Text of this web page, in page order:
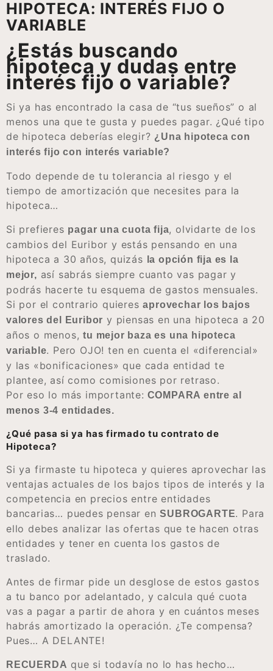
HIPOTECA: INTERÉS FIJO O
VARIABLE
¿Estás buscando
hipoteca y dudas entre
interés fijo o variable?
Si ya has encontrado la casa de “tus sueños” o al
menos una que te gusta y puedes pagar. ¿Qué tipo
de hipoteca deberías elegir? ¿Una hipoteca con
interés fijo con interés variable?
Todo depende de tu tolerancia al riesgo y el
tiempo de amortización que necesites para la
hipoteca…
Si prefieres pagar una cuota fija, olvidarte de los
cambios del Euribor y estás pensando en una
hipoteca a 30 años, quizás
la opción fija es la
mejor, así sabrás siempre cuanto vas pagar y
podrás hacerte tu esquema de gastos mensuales.
Si por el contrario quieresaprovechar los bajos
valores del Euribor y piensas en una hipoteca a 20
años o menos,tu mejor baza es una hipoteca
variable. Pero OJO! ten en cuenta el «diferencial»
y las «bonificaciones» que cada entidad te
plantee, así como comisiones por retraso.
Por eso lo más importante: COMPARA entre al
menos 3-4 entidades.
¿Qué pasa si ya has firmado tu contrato de
Hipoteca?
Si ya firmaste tu hipoteca y quieres aprovechar las
ventajas actuales de los bajos tipos de interés y la
competencia en precios entre entidades
bancarias… puedes pensar enSUBROGARTE. Para
ello debes analizar las ofertas que te hacen otras
entidades y tener en cuenta los gastos de
traslado.
Antes de firmar pide un desglose de estos gastos
a tu banco por adelantado, y calcula qué cuota
vas a pagar a partir de ahora y en cuántos meses
habrás amortizado la operación. ¿Te compensa?
Pues… A DELANTE!
RECUERDA que si todavía no lo has hecho…